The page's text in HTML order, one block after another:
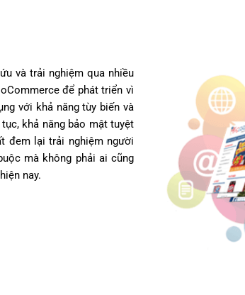
và trải nghiệm qua nhiều
để phát triển vì
với khả năng tùy biến và
khả năng bảo mật tuyệt
đem lại trải nghiệm người
mà không phải ai cũng
nay.